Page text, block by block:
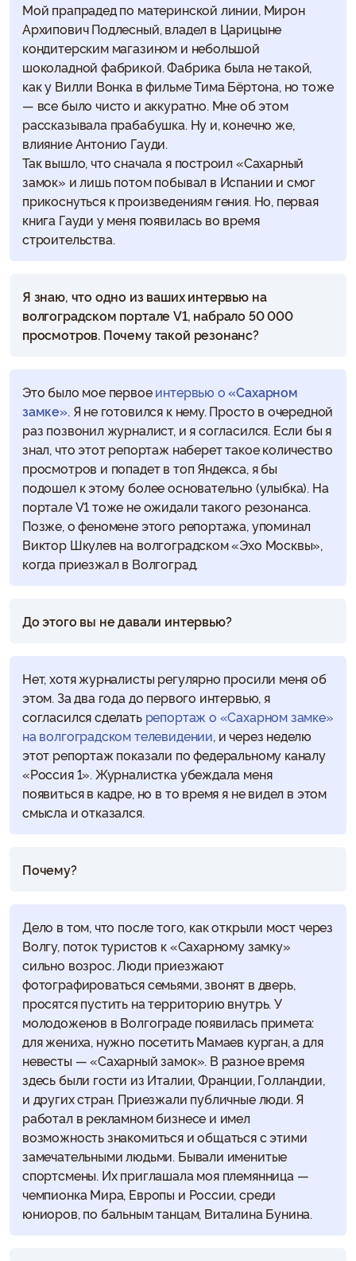
Мой прапрадед по материнской линии, Мирон
Архипович Подлесный, владел в Царицыне
кондитерским магазином и небольшой
шоколадной фабрикой. Фабрика была не такой,
как у Вилли Вонка в фильме Тима Бёртона, но тоже
— все было чисто и аккуратно. Мне об этом
рассказывала прабабушка. Ну и, конечно же,
влияние Антонио Гауди.
Так вышло, что сначала я построил «Сахарный
замок» и лишь потом побывал в Испании и смог
прикоснуться к произведениям гения. Но, первая
книга Гауди у меня появилась во время
строительства.
Я знаю, что одно из ваших интервью на
волгоградском портале V1, набрало 50 000
просмотров. Почему такой резонанс?
Это было мое первоеинтервью о«Сахарном
замке». Я не готовился к нему. Просто в очередной
раз позвонил журналист, и я согласился. Если бы я
знал, что этот репортаж наберет такое количество
просмотров и попадет в топ Яндекса, я бы
подошел к этому более основательно (улыбка). На
портале V1 тоже не ожидали такого резонанса.
Позже, о феномене этого репортажа, упоминал
Виктор Шкулев на волгоградском «Эхо Москвы»,
когда приезжал в Волгоград.
До этого вы не давали интервью?
Нет, хотя журналисты регулярно просили меня об
этом. За два года до первого интервью, я
согласился сделать репортаж о «Сахарном замке»
на волгоградском телевидении, и через неделю
этот репортаж показали по федеральному каналу
«Россия 1». Журналистка убеждала меня
появиться в кадре, но в то время я не видел в этом
смысла и отказался.
Почему?
Дело в том, что после того, как открыли мост через
Волгу, поток туристов к «Сахарному замку»
сильно возрос. Люди приезжают
фотографироваться семьями, звонят в дверь,
просятся пустить на территорию внутрь. У
молодоженов в Волгограде появилась примета:
для жениха, нужно посетить Мамаев курган, а для
невесты — «Сахарный замок». В разное время
здесь были гости из Италии, Франции, Голландии,
и других стран. Приезжали публичные люди. Я
работал в рекламном бизнесе и имел
возможность знакомиться и общаться с этими
замечательными людьми. Бывали именитые
спортсмены. Их приглашала моя племянница —
чемпионка Мира, Европы и России, среди
юниоров, по бальным танцам, Виталина Бунина.